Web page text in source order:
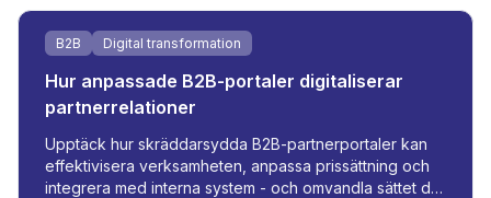
B2B Digital transformation
Hur anpassade B2B-portaler digitaliserar
partnerrelationer
Upptäck hur skräddarsydda B2B-partnerportaler kan
effektivisera verksamheten, anpassa prissättning och
integrera med interna system - och omvandla sättet du